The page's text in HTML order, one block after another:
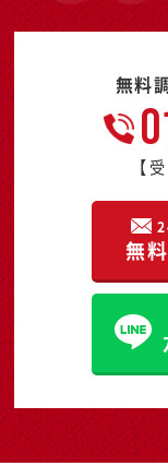
無料
【
無